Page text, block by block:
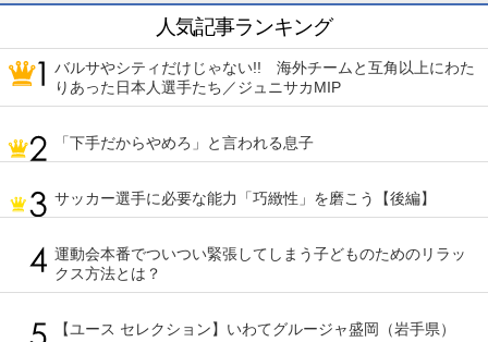
人気記事ランキング
バルサやシティだけじゃない!! 海外チームと互角以上にわた
りあった日本人選手たち／ジュニサカMIP
「下手だからやめろ」と言われる息子
サッカー選手に必要な能力「巧緻性」を磨こう【後編】
運動会本番でついつい緊張してしまう子どものためのリラッ
クス方法とは？
【ユース セレクション】いわてグルージャ盛岡（岩手県）